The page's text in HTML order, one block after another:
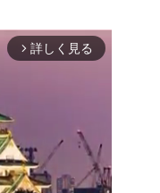
arrow_forward_ios 詳しく見る